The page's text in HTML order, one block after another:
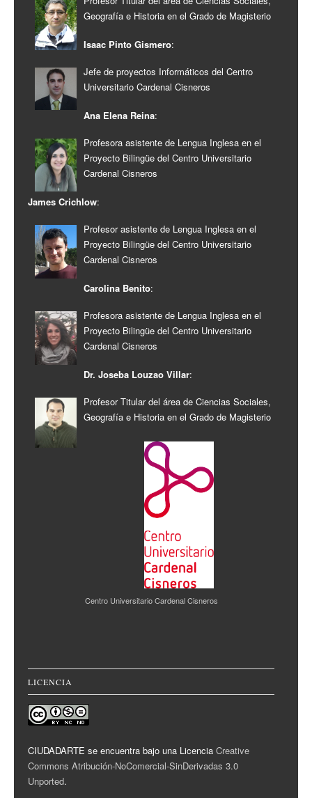
Geografía e Historia en el Grado de Magisterio
Isaac Pinto Gismero:
Jefe de proyectos Informáticos del Centro
Universitario Cardenal Cisneros
Ana Elena Reina:
Profesora asistente de Lengua Inglesa en el
Proyecto Bilingüe del Centro Universitario
Cardenal Cisneros
James Crichlow:
Profesor asistente de Lengua Inglesa en el
Proyecto Bilingüe del Centro Universitario
Cardenal Cisneros
Carolina Benito:
Profesora asistente de Lengua Inglesa en el
Proyecto Bilingüe del Centro Universitario
Cardenal Cisneros
Dr. Joseba Louzao Villar:
Profesor Titular del área de Ciencias Sociales,
Geografía e Historia en el Grado de Magisterio
Centro Universitario Cardenal Cisneros
LICENCIA
CIUDADARTE se encuentra bajo una Licencia Creative
Commons Atribución-NoComercial-SinDerivadas 3.0
Unported.